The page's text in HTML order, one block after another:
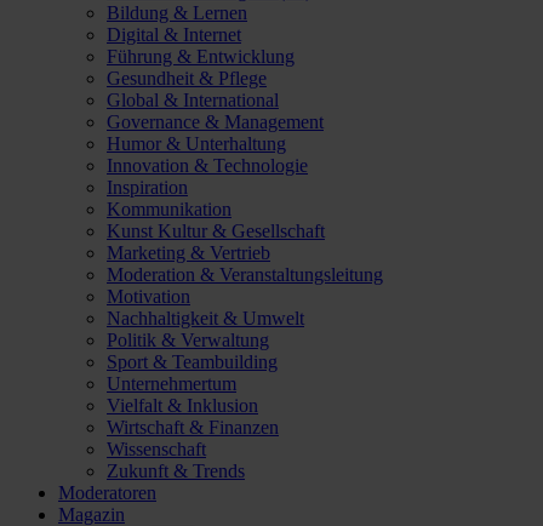
Bildung & Lernen
Digital & Internet
Führung & Entwicklung
Gesundheit & Pflege
Global & International
Governance & Management
Humor & Unterhaltung
Innovation & Technologie
Inspiration
Kommunikation
Kunst Kultur & Gesellschaft
Marketing & Vertrieb
Moderation & Veranstaltungsleitung
Motivation
Nachhaltigkeit & Umwelt
Politik & Verwaltung
Sport & Teambuilding
Unternehmertum
Vielfalt & Inklusion
Wirtschaft & Finanzen
Wissenschaft
Zukunft & Trends
Moderatoren
Magazin